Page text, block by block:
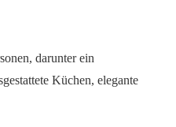
darunter ein
Küchen, elegante